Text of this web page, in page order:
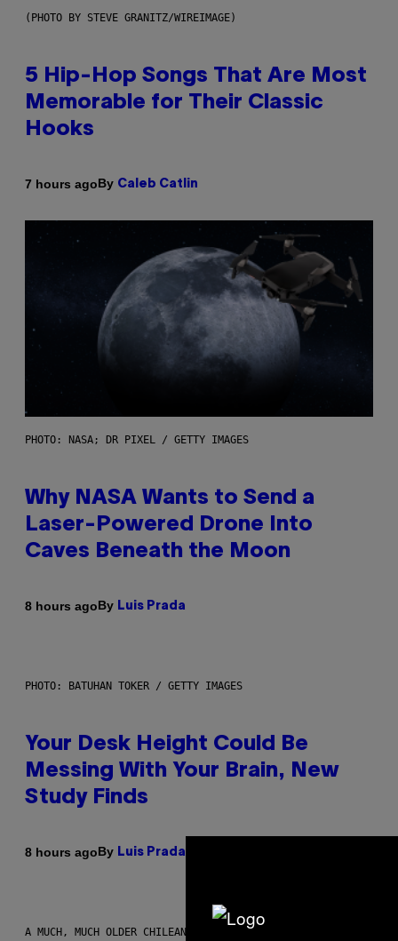
(PHOTO BY STEVE GRANITZ/WIREIMAGE)
5 Hip-Hop Songs That Are Most
Memorable for Their Classic
Hooks
7 hours agoBy Caleb Catlin
PHOTO: NASA; DR PIXEL / GETTY IMAGES
Why NASA Wants to Send a
Laser-Powered Drone Into
Caves Beneath the Moon
8 hours agoBy Luis Prada
PHOTO: BATUHAN TOKER / GETTY IMAGES
Your Desk Height Could Be
Messing With Your Brain, New
Study Finds
8 hours agoBy Luis Prada
A MUCH, MUCH OLDER CHILEAN MUMMY THAN THOSE IN QUESTION.